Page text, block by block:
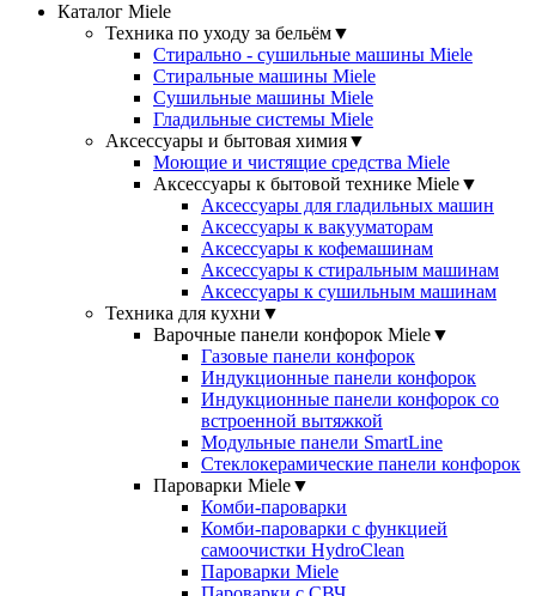
Каталог Miele
Техника по уходу за бельём▼
Стирально - сушильные машины Miele
Стиральные машины Miele
Сушильные машины Miele
Гладильные системы Miele
Аксессуары и бытовая химия▼
Моющие и чистящие средства Miele
Аксессуары к бытовой технике Miele▼
Аксессуары для гладильных машин
Аксессуары к вакууматорам
Аксессуары к кофемашинам
Аксессуары к стиральным машинам
Аксессуары к сушильным машинам
Техника для кухни ▼
Варочные панели конфорок Miele▼
Газовые панели конфорок
Индукционные панели конфорок
Индукционные панели конфорок со
встроенной вытяжкой
Модульные панели SmartLine
Стеклокерамические панели конфорок
Пароварки Miele▼
Комби-пароварки
Комби-пароварки с функцией
самоочистки HydroClean
Пароварки Miele